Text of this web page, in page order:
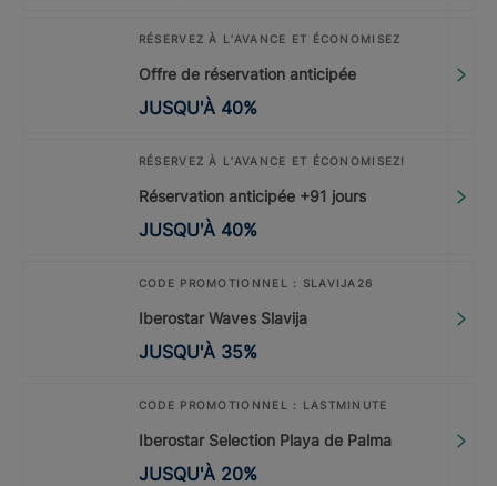
RÉSERVEZ À L’AVANCE ET ÉCONOMISEZ
Offre de réservation anticipée
JUSQU'À 40%
RÉSERVEZ À L’AVANCE ET ÉCONOMISEZ!
Réservation anticipée +91 jours
JUSQU'À 40%
CODE PROMOTIONNEL : SLAVIJA26
Iberostar Waves Slavija
JUSQU'À 35%
CODE PROMOTIONNEL : LASTMINUTE
Iberostar Selection Playa de Palma
JUSQU'À 20%